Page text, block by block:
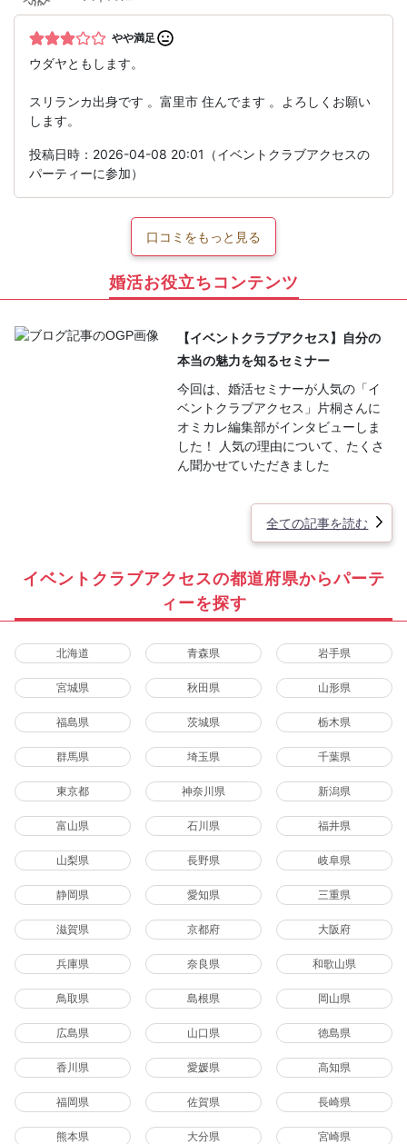
やや満足
ウダヤともします。
スリランカ出身です 。富里市 住んでます 。よろしくお願い
します。
投稿日時：2026-04-08 20:01（イベントクラブアクセスの
パーティーに参加）
口コミをもっと見る
婚活お役立ちコンテンツ
【イベントクラブアクセス】自分の
本当の魅力を知るセミナー
今回は、婚活セミナーが人気の「イ
ベントクラブアクセス」片桐さんに
オミカレ編集部がインタビューしま
した！ 人気の理由について、たくさ
ん聞かせていただきました
全ての記事を読む
イベントクラブアクセスの都道府県からパーテ
ィーを探す
北海道 青森県 岩手県
宮城県 秋田県 山形県
福島県 茨城県 栃木県
群馬県 埼玉県 千葉県
東京都 神奈川県 新潟県
富山県 石川県 福井県
山梨県 長野県 岐阜県
静岡県 愛知県 三重県
滋賀県 京都府 大阪府
兵庫県 奈良県 和歌山県
鳥取県 島根県 岡山県
広島県 山口県 徳島県
香川県 愛媛県 高知県
福岡県 佐賀県 長崎県
熊本県 大分県 宮崎県